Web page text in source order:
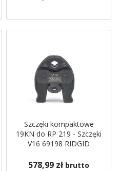
Szczęki kompaktowe
19KN do RP 219 - Szczęki
V16 69198 RIDGID
578,99 zł brutto